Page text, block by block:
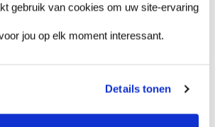
gebruik van cookies om uw site-ervaring
jou op elk moment interessant.
Details tonen
met de kleuradviseur door je